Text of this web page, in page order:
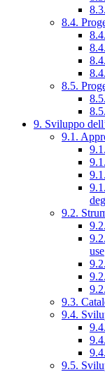
8.4.
8.5.
9. Sviluppo
9.1.
9.2.
use
9.3.
9.4.
9.5.